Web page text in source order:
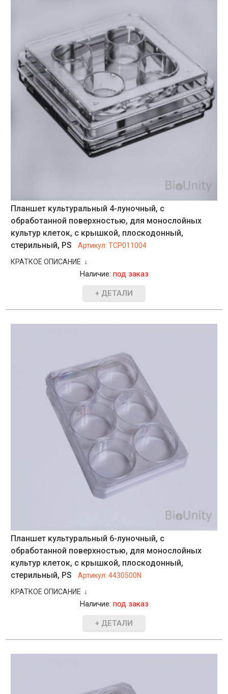
Планшет культуральный 4-луночный, с
обработанной поверхностью, для монослойных
культур клеток, с крышкой, плоскодонный,
стерильный, PS
Артикул:TCP011004
КРАТКОЕ ОПИСАНИЕ ↓
Наличие: под заказ
+ ДЕТАЛИ
Планшет культуральный 6-луночный, с
обработанной поверхностью, для монослойных
культур клеток, с крышкой, плоскодонный,
стерильный, PS
Артикул:4430500N
КРАТКОЕ ОПИСАНИЕ ↓
Наличие: под заказ
+ ДЕТАЛИ